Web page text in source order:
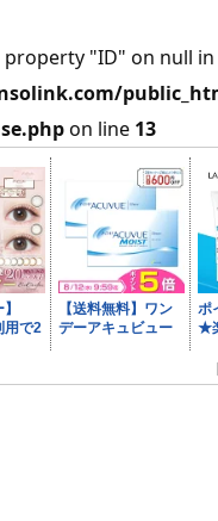
"ID" on null in
on line 13